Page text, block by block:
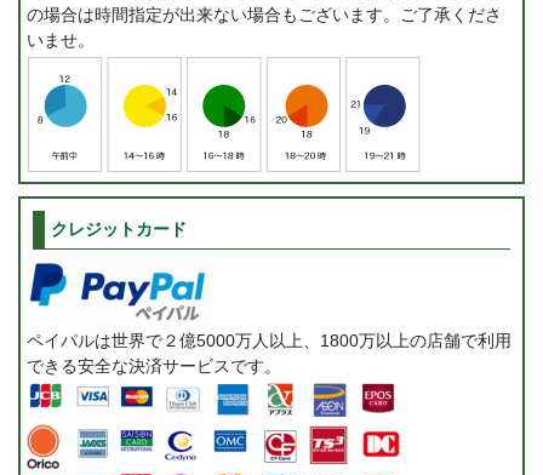
の場合は時間指定が出来ない場合もございます。ご了承くださ
いませ。
クレジットカード
ペイパルは世界で２億5000万人以上、1800万以上の店舗で利用
できる安全な決済サービスです。